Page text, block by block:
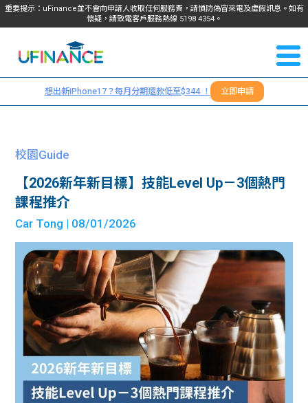
重要提示：uFinance並不會向申請人收取任何服務費，請慎防偽冒來電及虛假訊息。如有
懷疑，請致電客戶服務熱線 5198 4354。
我們
服務
貸款
貸款
計算
機
學生
資訊
Blog
大專
生筍
工推
常見
問題
學生
福利
們
＋
想出新iPhone17？每月分期還款低至$344 ！ 立即申請
校園Guide
【2026新年新目標】技能Level Up－3個熱門
課程推介
Car Tong | 08/01/2026